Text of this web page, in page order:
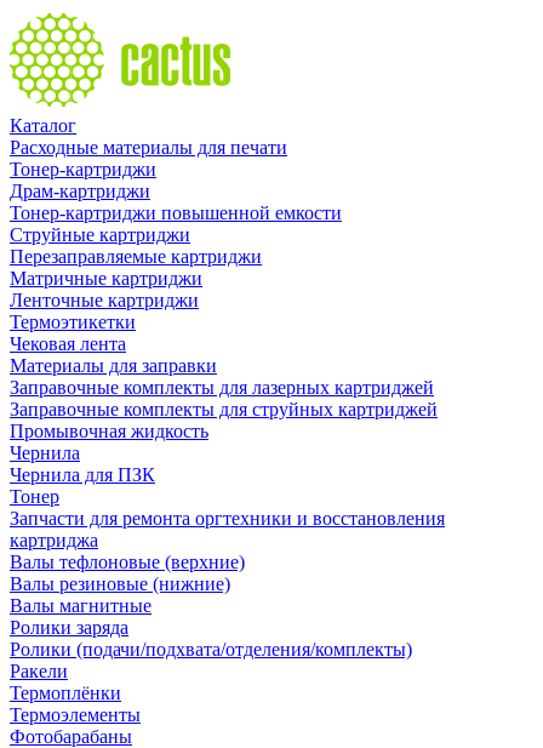
Каталог
Расходные материалы для печати
Тонер-картриджи
Драм-картриджи
Тонер-картриджи повышенной емкости
Струйные картриджи
Перезаправляемые картриджи
Матричные картриджи
Ленточные картриджи
Термоэтикетки
Чековая лента
Материалы для заправки
Заправочные комплекты для лазерных картриджей
Заправочные комплекты для струйных картриджей
Промывочная жидкость
Чернила
Чернила для ПЗК
Тонер
Запчасти для ремонта оргтехники и восстановления
картриджа
Валы тефлоновые (верхние)
Валы резиновые (нижние)
Валы магнитные
Ролики заряда
Ролики (подачи/подхвата/отделения/комплекты)
Ракели
Термоплёнки
Термоэлементы
Фотобарабаны